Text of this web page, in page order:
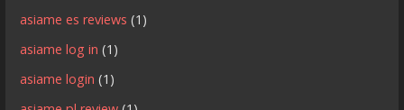
asiame es reviews (1)
asiame log in (1)
asiame login (1)